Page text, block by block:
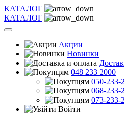
КАТАЛОГ
КАТАЛОГ
Акции
Новинки
048 233 2000
050-233-
068-233-
073-233-
Войти